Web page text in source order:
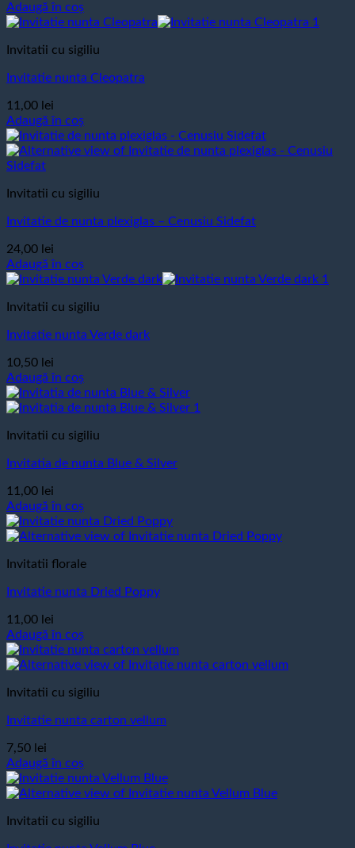
Adaugă în coș
Invitatii cu sigiliu
Invitatie nunta Cleopatra
11,00 lei
Adaugă în coș
Invitatii cu sigiliu
Invitatie de nunta plexiglas – Cenusiu Sidefat
24,00 lei
Adaugă în coș
Invitatii cu sigiliu
Invitatie nunta Verde dark
10,50 lei
Adaugă în coș
Invitatii cu sigiliu
Invitatia de nunta Blue & Silver
11,00 lei
Adaugă în coș
Invitatii florale
Invitatie nunta Dried Poppy
11,00 lei
Adaugă în coș
Invitatii cu sigiliu
Invitatie nunta carton vellum
7,50 lei
Adaugă în coș
Invitatii cu sigiliu